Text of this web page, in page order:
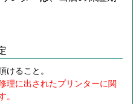
けること。
理に出されたプリンターに関
。